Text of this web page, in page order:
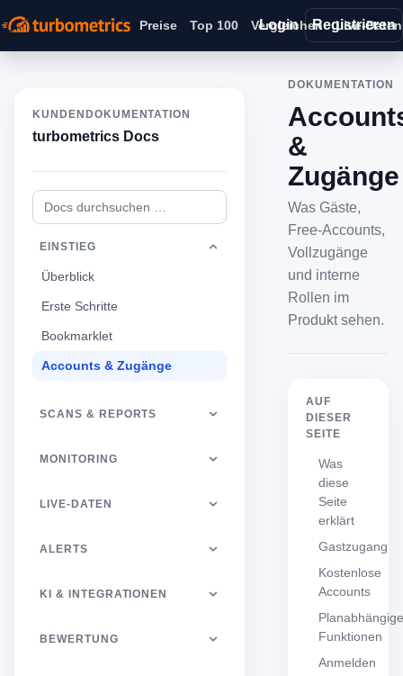
Preise Top 100 Vergleichen Live-Daten
Login Registrieren
KUNDENDOKUMENTATION
turbometrics Docs
EINSTIEG
Überblick
Erste Schritte
Bookmarklet
Accounts & Zugänge
SCANS & REPORTS
MONITORING
LIVE-DATEN
ALERTS
KI & INTEGRATIONEN
BEWERTUNG
DOKUMENTATION
&
Zugänge
Was Gäste,
Free-Accounts,
Vollzugänge
und interne
Rollen im
Produkt sehen.
AUF
DIESER
SEITE
Was
diese
Seite
erklärt
Gastzugang
Kostenlose
Accounts
Planabhängige
Funktionen
Anmelden